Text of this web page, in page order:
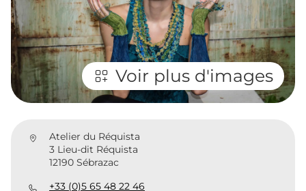
Voir plus d'images
Atelier du Réquista
3 Lieu-dit Réquista
12190 Sébrazac
+33 (0)5 65 48 22 46